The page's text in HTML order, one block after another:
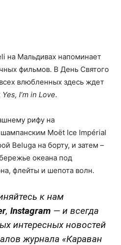
на Мальдивах напоминает
фильмов. В День Святого
влюбленных здесь ждет
Yes, I’m in Love.
рифу на
Moët Ice Impérial
Beluga на борту, и затем –
океана под
флейты и шепота волн.
к нам
, Instagram — и всегда
интересных новостей
журнала «Караван